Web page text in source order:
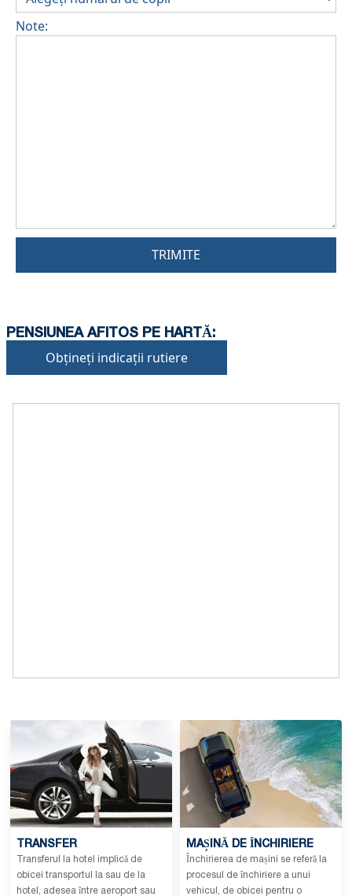
Note:
TRIMITE
PENSIUNEA AFITOS PE HARTĂ:
Obțineți indicații rutiere
TRANSFER
Transferul la hotel implică de
obicei transportul la sau de la
hotel, adesea între aeroport sau
MAȘINĂ DE ÎNCHIRIERE
Închirierea de mașini se referă la
procesul de închiriere a unui
vehicul, de obicei pentru o